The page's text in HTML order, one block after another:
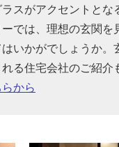
スがアクセントと
では、理想の玄関
いかがでしょうか
る住宅会社のご紹介
から